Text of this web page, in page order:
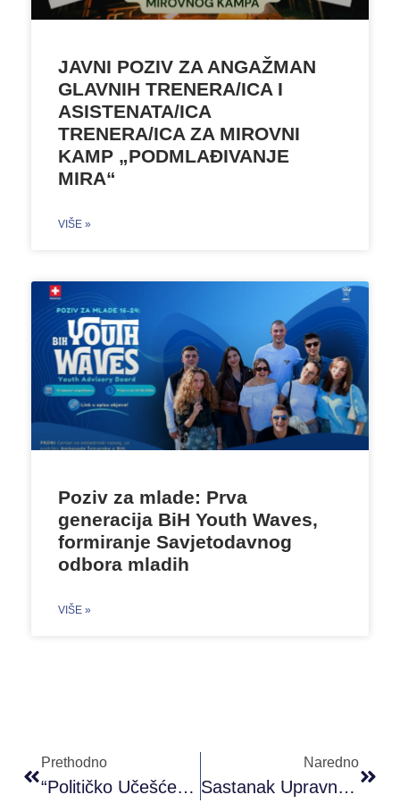
JAVNI POZIV ZA ANGAŽMAN
GLAVNIH TRENERA/ICA I
ASISTENATA/ICA
TRENERA/ICA ZA MIROVNI
KAMP „PODMLAĐIVANJE
MIRA“
VIŠE »
Poziv za mlade: Prva
generacija BiH Youth Waves,
formiranje Savjetodavnog
odbora mladih
VIŠE »
Prethodno
“Političko Učešće Mladih” – POK Sarajevo
Naredno
Sastanak Upravnog Odbora Youth Express Network